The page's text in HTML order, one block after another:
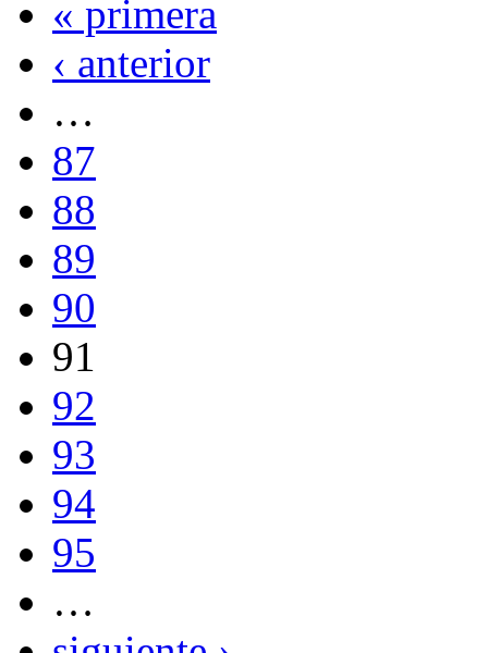
« primera
‹ anterior
…
87
88
89
90
91
92
93
94
95
…